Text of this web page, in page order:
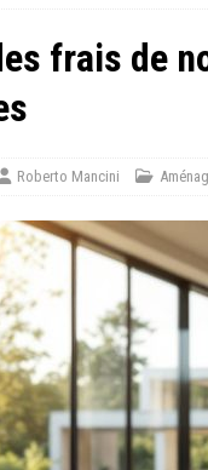
frais de
Roberto Mancini